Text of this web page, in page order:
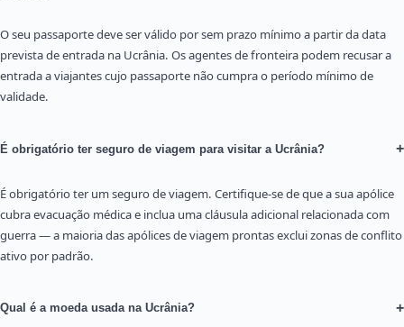
O seu passaporte deve ser válido por sem prazo mínimo a partir da data
prevista de entrada na Ucrânia. Os agentes de fronteira podem recusar a
entrada a viajantes cujo passaporte não cumpra o período mínimo de
validade.
É obrigatório ter seguro de viagem para visitar a Ucrânia? +
É obrigatório ter um seguro de viagem. Certifique-se de que a sua apólice
cubra evacuação médica e inclua uma cláusula adicional relacionada com
guerra — a maioria das apólices de viagem prontas exclui zonas de conflito
ativo por padrão.
Qual é a moeda usada na Ucrânia? +